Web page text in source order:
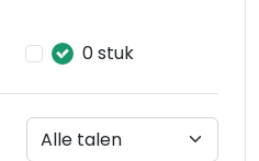
0 stuk